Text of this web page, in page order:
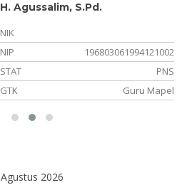
H. Agussalim, S.Pd.
NIK
NIP
196803061994121002
STAT
PNS
GTK
Guru Mapel
Agustus 2026